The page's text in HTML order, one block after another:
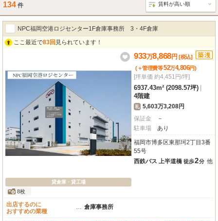
134 件
NPC福岡空港ロジセンター1F倉庫事務所 3・4F倉庫
ここ最近で83回 見られています！
貸倉庫・貸工場
8枚
933万8,868円 [税込]
(＋管理費等52万4,806円)
[坪単価 約4,451円/坪]
6937.43m² (2098.57坪)
4階建
礼 5,603万3,208円
保証金
－
駐車場
あり
福岡市博多区東那珂2丁目3番
55号
西鉄バス 上半道橋 徒歩2分 他
出店するのに
おすすめの業種
… 倉庫事務所